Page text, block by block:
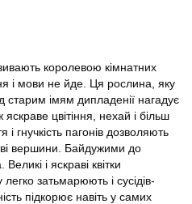
королевою кімнатних
і мови не йде. Ця рослина, яку
старим імям дипладенії нагадує
цвітіння, нехай і більш
і гнучкість пагонів дозволяють
вершини. Байдужими до
і яскраві квітки
затьмарюють і сусідів-
підкорює навіть у самих